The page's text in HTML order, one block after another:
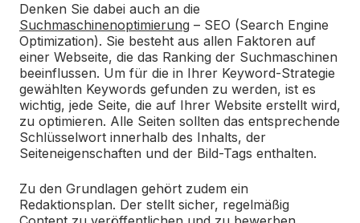
Denken Sie dabei auch an die
Suchmaschinenoptimierung – SEO (Search Engine
Optimization). Sie besteht aus allen Faktoren auf
einer Webseite, die das Ranking der Suchmaschinen
beeinflussen. Um für die in Ihrer Keyword-Strategie
gewählten Keywords gefunden zu werden, ist es
wichtig, jede Seite, die auf Ihrer Website erstellt wird,
zu optimieren. Alle Seiten sollten das entsprechende
Schlüsselwort innerhalb des Inhalts, der
Seiteneigenschaften und der Bild-Tags enthalten.
Zu den Grundlagen gehört zudem ein
Redaktionsplan. Der stellt sicher, regelmäßig